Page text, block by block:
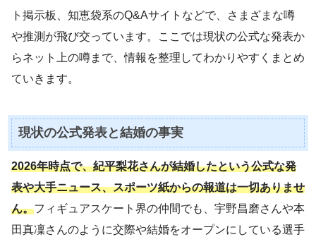
ト掲示板、知恵袋系のQ&Aサイトなどで、さまざまな噂
や推測が飛び交っています。ここでは現状の公式な発表か
らネット上の噂まで、情報を整理してわかりやすくまとめ
ていきます。
現状の公式発表と結婚の事実
2026年時点で、紀平梨花さんが結婚したという公式な発
表や大手ニュース、スポーツ紙からの報道は一切ありませ
ん。フィギュアスケート界の仲間でも、宇野昌磨さんや本
田真凜さんのように交際や結婚をオープンにしている選手